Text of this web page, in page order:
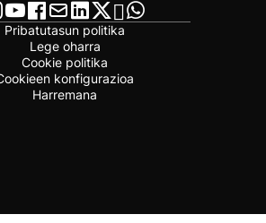
Pribatutasun politika
Lege oharra
Cookie politika
konfigurazioa
Harremana